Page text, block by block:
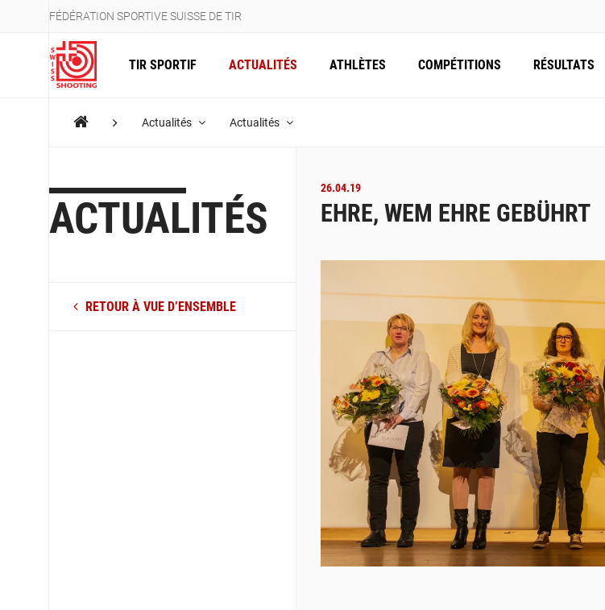
FÉDÉRATION SPORTIVE SUISSE DE TIR
TIR SPORTIF ACTUALITÉS ATHLÈTES COMPÉTITIONS RÉSULTATS
Actualités Actualités
ACTUALITÉS
RETOUR À VUE D’ENSEMBLE
26.04.19
EHRE, WEM EHRE GEBÜHRT